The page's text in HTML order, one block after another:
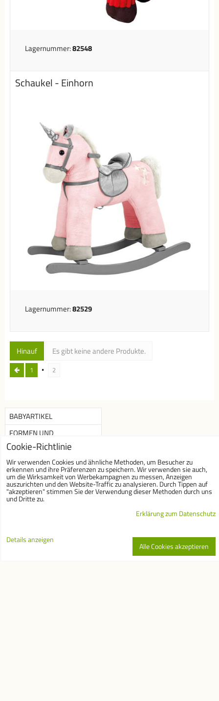
Lagernummer:82548
Schaukel - Einhorn
Lagernummer:82529
Hinauf Es gibt keine andere Produkte.
1 2
BABYARTIKEL
FORMEN UND
GESCHICKLICHKEITS
AUTOS UND EISENBAHNEN
PUZZLE UND SPIELE
PUPPENHÄUSER UND
KÜCHEN
Cookie-Richtlinie
Wir verwenden Cookies und ähnliche Methoden, um Besucher zu
erkennen und ihre Präferenzen zu speichern. Wir verwenden sie auch,
um die Wirksamkeit von Werbekampagnen zu messen, Anzeigen
auszurichten und den Website-Traffic zu analysieren. Durch Tippen auf
"akzeptieren" stimmen Sie der Verwendung dieser Methoden durch uns
und Dritte zu.
Erklärung zum Datenschutz
Details anzeigen
Alle Cookies akzeptieren